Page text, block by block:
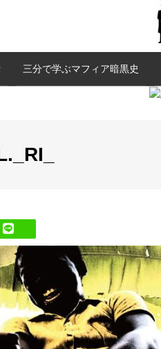
三分で学ぶマフィア暗黒史